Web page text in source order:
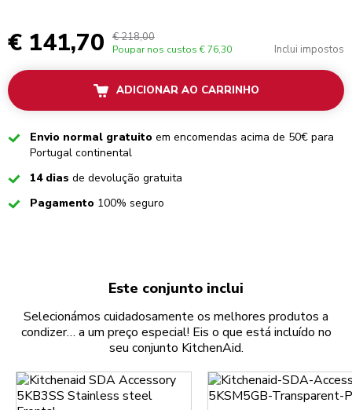
€ 141,70 € 218,00
Poupar nos custos € 76,30 Inclui impostos
ADICIONAR AO CARRINHO
CheckedEnvio normal gratuito em encomendas acima de 50€ para
Portugal continental
Checked
14 dias de devolução gratuita
CheckedPagamento 100% seguro
Este conjunto inclui
Selecionámos cuidadosamente os melhores produtos a
condizer… a um preço especial! Eis o que está incluído no
seu conjunto KitchenAid.